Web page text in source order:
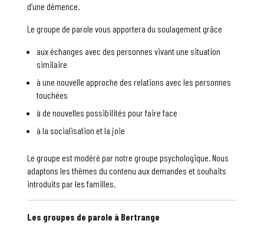
d’une démence.
Le groupe de parole vous apportera du soulagement grâce
aux échanges avec des personnes vivant une situation
similaire
à une nouvelle approche des relations avec les personnes
touchées
à de nouvelles possibilités pour faire face
à la socialisation et la joie
Le groupe est modéré par notre groupe psychologique. Nous
adaptons les thèmes du contenu aux demandes et souhaits
introduits par les familles.
Les groupes de parole à Bertrange